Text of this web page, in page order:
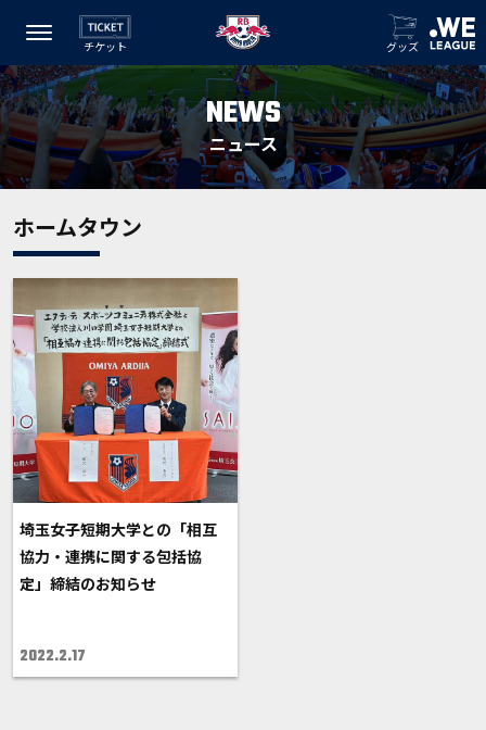
チケット グッズ
NEWS
ニュース
ホームタウン
埼玉女子短期大学との「相互
協力・連携に関する包括協
定」締結のお知らせ
2022.2.17